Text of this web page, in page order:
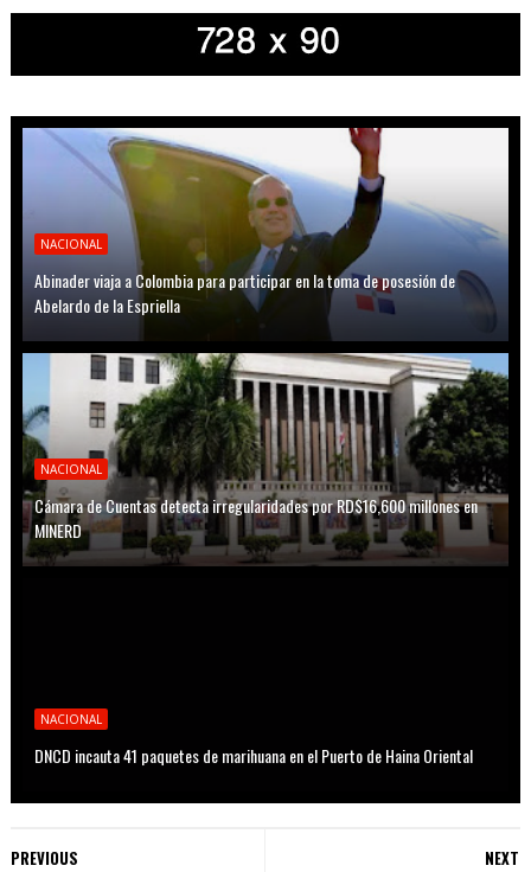
NACIONAL
Abinader viaja a Colombia para participar en la toma de posesión de
Abelardo de la Espriella
NACIONAL
Cámara de Cuentas detecta irregularidades por RD$16,600 millones en
MINERD
NACIONAL
DNCD incauta 41 paquetes de marihuana en el Puerto de Haina Oriental
NEXT
PREVIOUS